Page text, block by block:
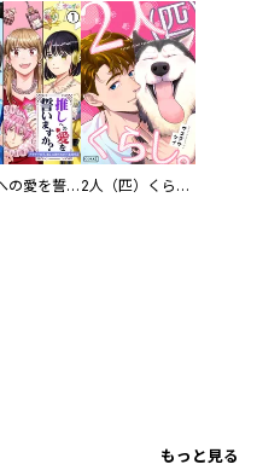
推しへの愛を誓いますか？～アラサー女子、推しは逃げぬが人生逃げる～ 2人（匹）くらし。
もっと見る